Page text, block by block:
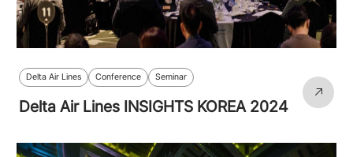
Delta Air Lines Conference Seminar
Delta Air Lines INSIGHTS KOREA 2024